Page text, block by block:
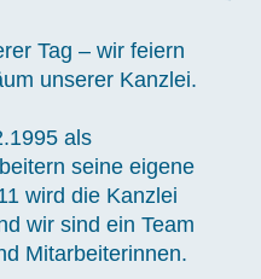
Tag – wir feiern
unserer Kanzlei.
als
seine eigene
wird die Kanzlei
wir sind ein Team
Mitarbeiterinnen.